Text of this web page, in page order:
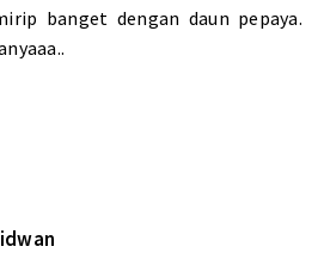
banget dengan daun pepaya.